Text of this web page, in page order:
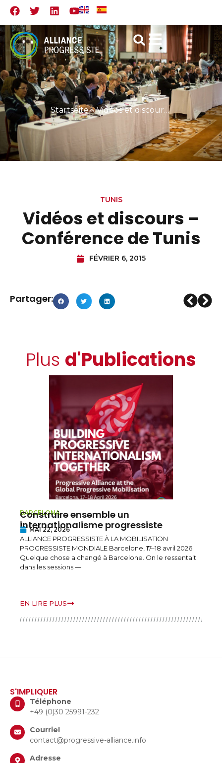
Startseite»Vidéos et discours – Conférence de Tunis
TUNIS
Vidéos et discours –
Conférence de Tunis
FÉVRIER 6, 2015
Partager:
Plus d'Publications
BARCELONA
Construire ensemble un
internationalisme progressiste
MAI 22, 2026
ALLIANCE PROGRESSISTE À LA MOBILISATION
PROGRESSISTE MONDIALE Barcelone, 17–18 avril 2026
Quelque chose a changé à Barcelone. On le ressentait
dans les sessions —
EN LIRE PLUS
S'IMPLIQUER
Téléphone
+49 (0)30 25991-232
Courriel
contact@progressive-alliance.info
Adresse